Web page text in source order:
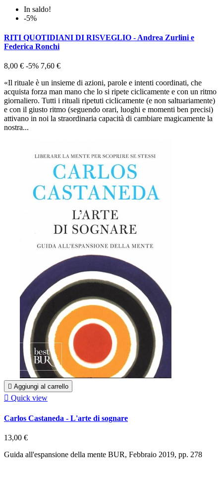
In saldo!
-5%
RITI QUOTIDIANI DI RISVEGLIO - Andrea Zurlini e
Federica Ronchi
8,00 € -5% 7,60 €
«Il rituale è un insieme di azioni, parole e intenti coordinati, che
acquista forza man mano che lo si ripete ciclicamente e con un ritmo
giornaliero. Tutti i rituali ripetuti ciclicamente (e non saltuariamente)
e con il giusto ritmo (seguendo orari, luoghi e momenti ben precisi)
attivano in noi la straordinaria capacità di cambiare magicamente la
nostra...
 Aggiungi al carrello
 Quick view
Carlos Castaneda - L'arte di sognare
13,00 €
Guida all'espansione della mente BUR, Febbraio 2019, pp. 278